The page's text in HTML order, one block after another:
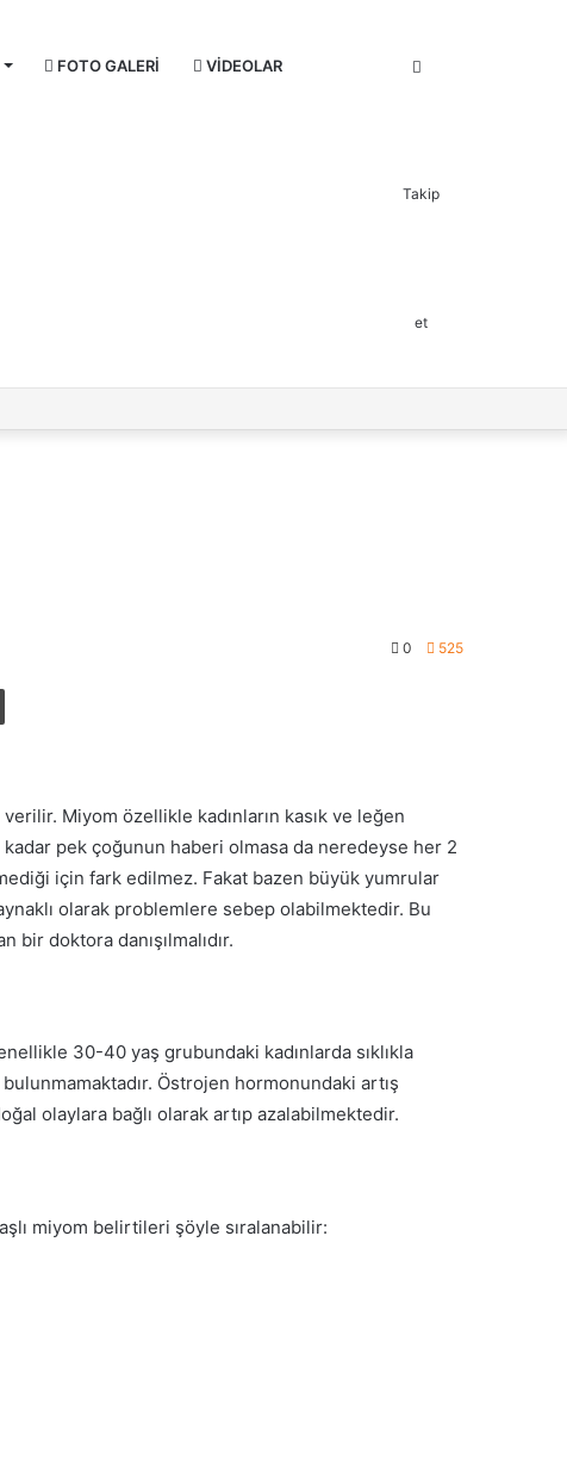
FOTO GALERI VIDEOLAR
Takip
et
0 525
Miyom özellikle kadınların kasık ve leğen
pek çoğunun haberi olmasa da neredeyse her 2
için fark edilmez. Fakat bazen büyük yumrular
olarak problemlere sebep olabilmektedir. Bu
doktora danışılmalıdır.
30-40 yaş grubundaki kadınlarda sıklıkla
Östrojen hormonundaki artış
olaylara bağlı olarak artıp azalabilmektedir.
miyom belirtileri şöyle sıralanabilir: